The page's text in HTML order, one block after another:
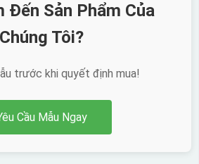
Đến Sản Phẩm Của
Chúng Tôi?
trước khi quyết định mua!
Cầu Mẫu Ngay